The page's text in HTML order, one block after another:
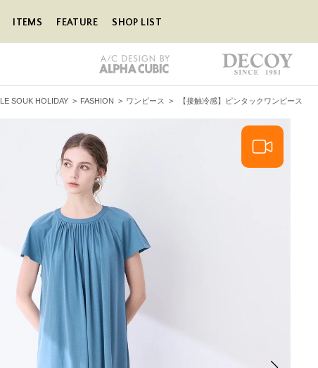
ITEMS FEATURE SHOP LIST
LE SOUK HOLIDAY > FASHION > ワンピース > 【接触冷感】ピンタックワンピース